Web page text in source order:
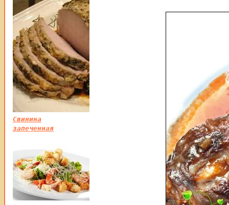
Свинина
запеченная